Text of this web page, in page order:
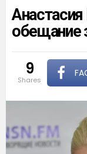
обещание
9
shares